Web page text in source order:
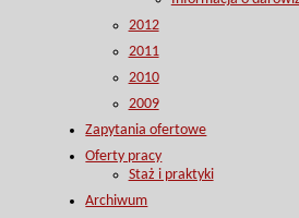
2012
2011
2010
2009
Zapytania ofertowe
Oferty pracy
Staż i praktyki
Archiwum